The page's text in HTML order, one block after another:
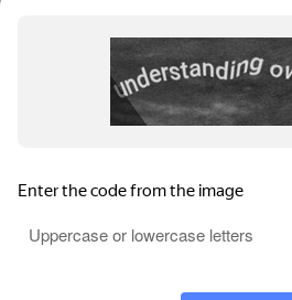
ИП Мокеева Елена Вячеславовна ИНН
Юридический адрес: 428003, Россия,